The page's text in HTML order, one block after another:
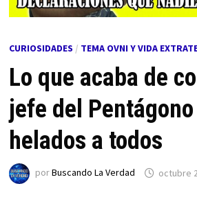
CURIOSIDADES / TEMA OVNI Y VIDA
Lo que acaba de
jefe del
helados a todos
porBuscando La Verdad octubre